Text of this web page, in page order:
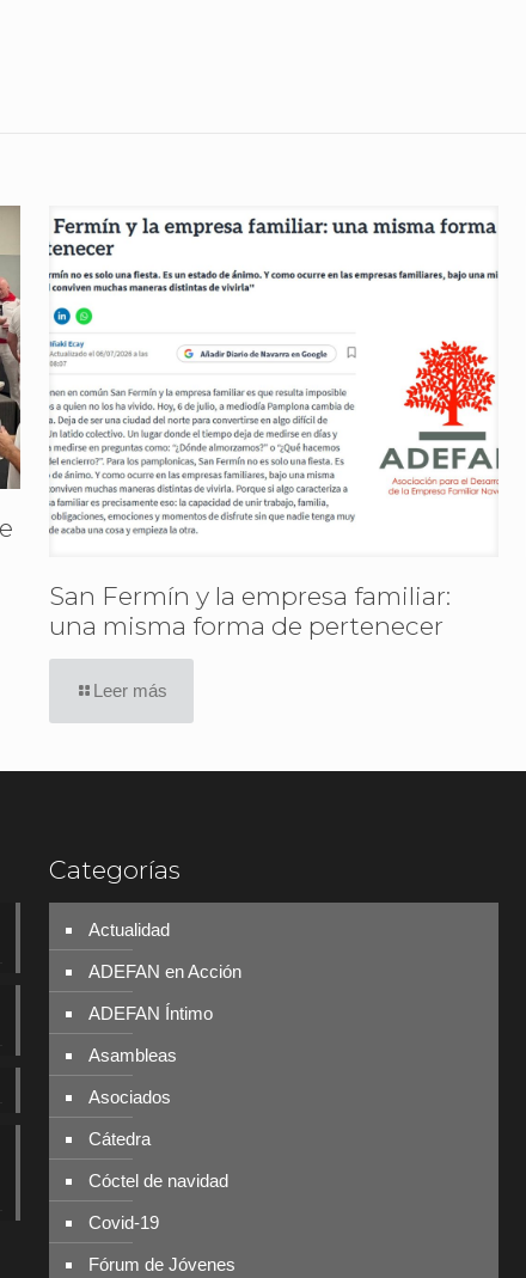
San Fermín y la empresa familiar:
una misma forma de pertenecer
Leer más
Categorías
Actualidad
ADEFAN en Acción
ADEFAN Íntimo
Asambleas
Asociados
Cátedra
Cóctel de navidad
Covid-19
Fórum de Jóvenes